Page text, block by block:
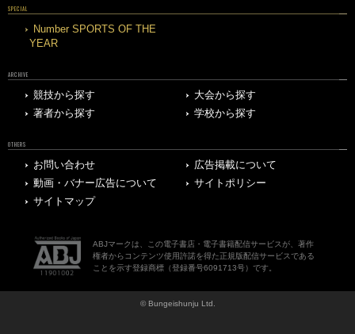
SPECIAL
Number SPORTS OF THE
YEAR
ARCHIVE
競技から探す
大会から探す
著者から探す
学校から探す
OTHERS
お問い合わせ
広告掲載について
動画・バナー広告について
サイトポリシー
サイトマップ
ABJマークは、この電子書店・電子書籍配信サービスが、著作
権者からコンテンツ使用許諾を得た正規版配信サービスである
ことを示す登録商標（登録番号6091713号）です。
© Bungeishunju Ltd.